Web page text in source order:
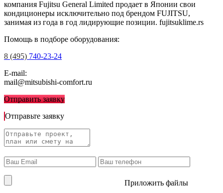
компания Fujitsu General Limited продает в Японии свои
кондиционеры исключительно под брендом FUJITSU,
занимая из года в год лидирующие позиции. fujitsuklime.rs
Помощь в подборе оборудования:
8 (495) 740-23-24
E-mail:
mail@mitsubishi-comfort.ru
Отправить заявку
Отправьте заявку
Приложить файлы